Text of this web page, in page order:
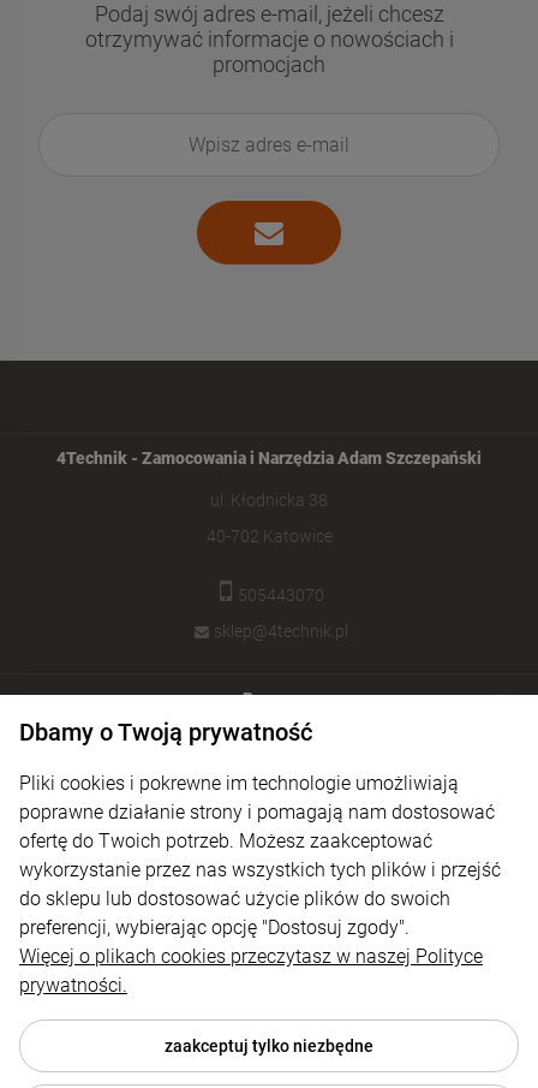
Podaj swój adres e-mail, jeżeli chcesz
otrzymywać informacje o nowościach i
promocjach
4Technik - Zamocowania i Narzędzia Adam Szczepański
ul. Kłodnicka 38
40-702 Katowice
505443070
sklep@4technik.pl
Pomoc
Płatności i dostawa
Informacje
O nas
Dbamy o Twoją prywatność
Pliki cookies i pokrewne im technologie umożliwiają
poprawne działanie strony i pomagają nam dostosować
ofertę do Twoich potrzeb. Możesz zaakceptować
wykorzystanie przez nas wszystkich tych plików i przejść
do sklepu lub dostosować użycie plików do swoich
preferencji, wybierając opcję "Dostosuj zgody".
Więcej o plikach cookies przeczytasz w naszej Polityce
prywatności.
zaakceptuj tylko niezbędne